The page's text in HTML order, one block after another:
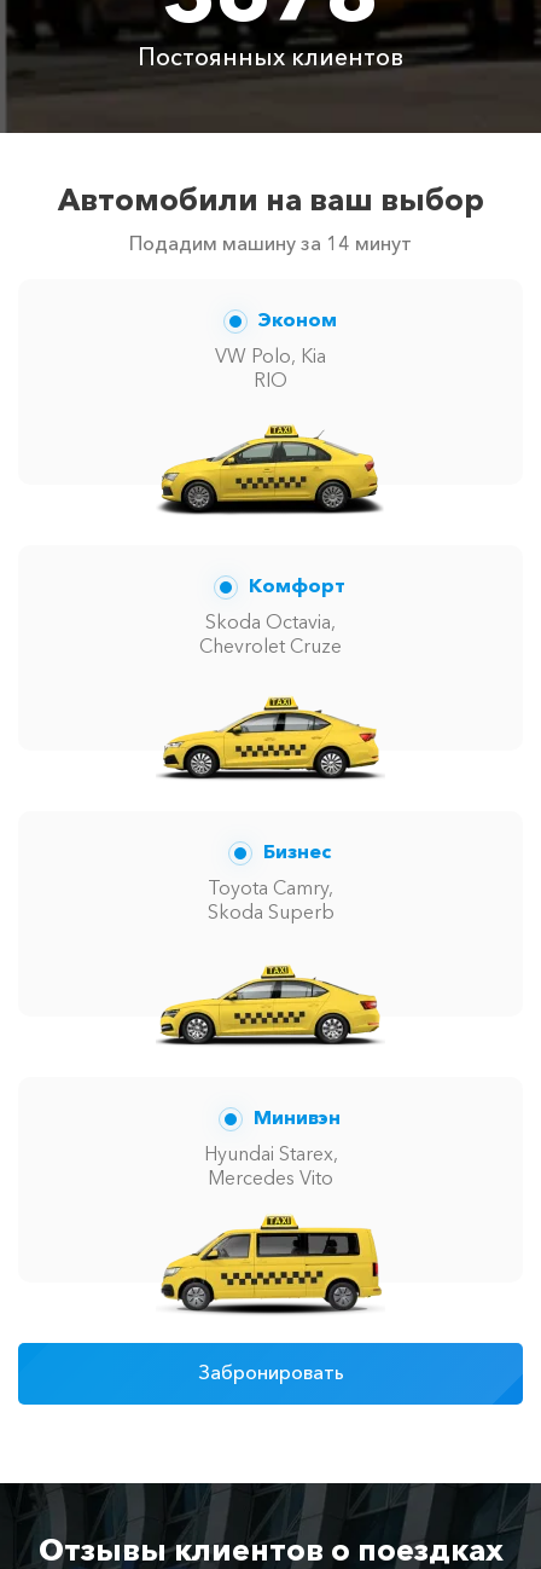
Аренда автомобиля
3800 ₽ 4700 ₽ 6300 ₽ 6100 ₽
Цены по акции ограничены количеством свободных
сообщит менеджер при заказе.
Постоянных клиентов
Автомобили на ваш выбор
Подадим машину за 14 минут
Эконом
VW Polo, Kia
RIO
Комфорт
Skoda Octavia,
Chevrolet Cruze
Бизнес
Toyota Camry,
Skoda Superb
Минивэн
Hyundai Starex,
Mercedes Vito
Забронировать
Отзывы клиентов о поездках